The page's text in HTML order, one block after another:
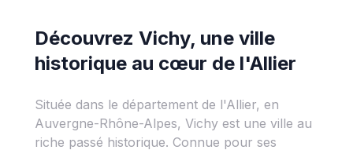
Découvrez Vichy, une ville
historique au cœur de l'Allier
Située dans le département de l'Allier, en
Auvergne-Rhône-Alpes, Vichy est une ville au
riche passé historique. Connue pour ses